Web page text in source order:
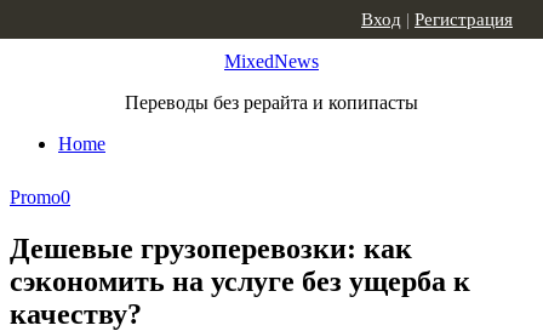
MixedNews
Переводы без рерайта и копипасты
Home
Вход | Регистрация
Promo0
Дешевые грузоперевозки: как
сэкономить на услуге без ущерба к
качеству?